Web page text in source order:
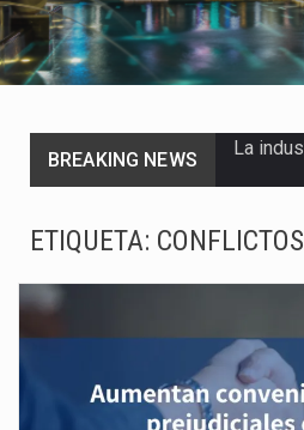
BREAKING NEWS
ETIQUETA: CONFLICTOS